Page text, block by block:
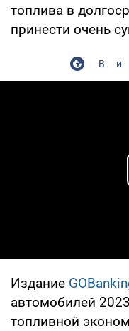
топлива в
принести очень
Издание
автомобилей
топливной